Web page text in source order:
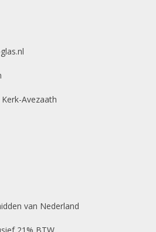
voor
en moet niet worden
* Avezaath
van Nederland